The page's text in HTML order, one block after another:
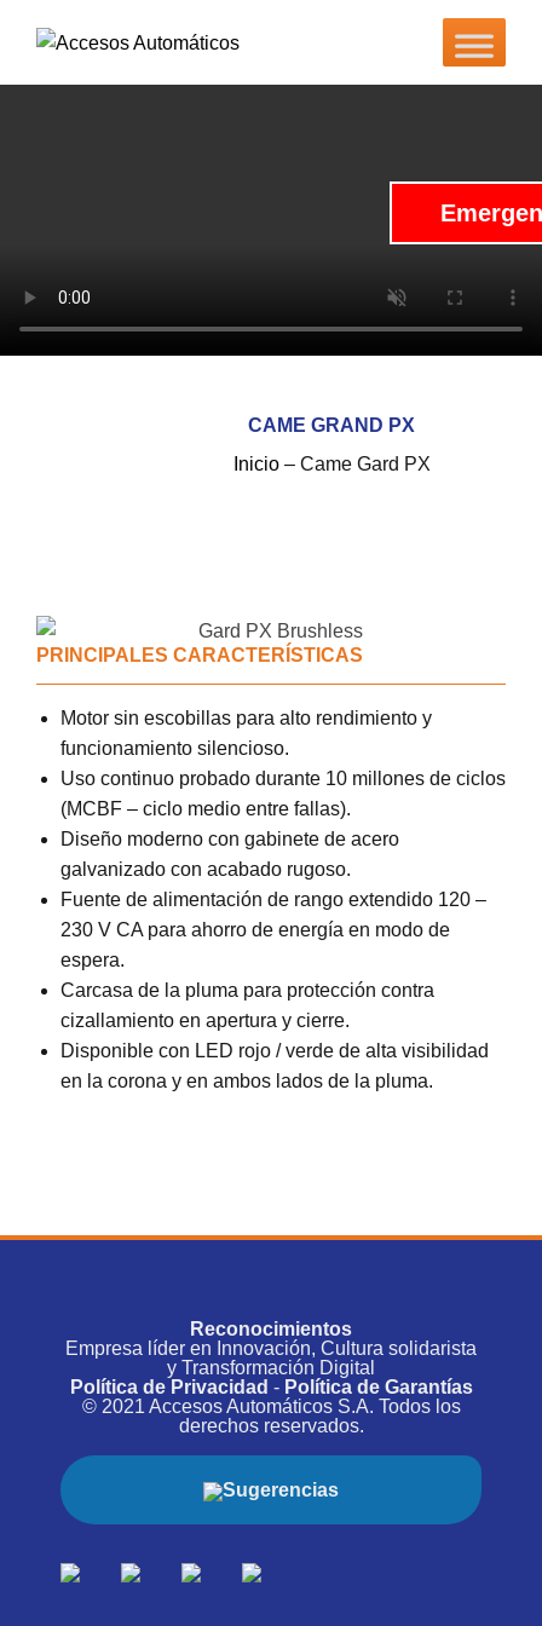
CAME GRAND PX
Inicio– Came Gard PX
PRINCIPALES CARACTERÍSTICAS​
Motor sin escobillas para alto rendimiento y
funcionamiento silencioso.
Uso continuo probado durante 10 millones de ciclos
(MCBF – ciclo medio entre fallas).
Diseño moderno con gabinete de acero
galvanizado con acabado rugoso.
Fuente de alimentación de rango extendido 120 –
230 V CA para ahorro de energía en modo de
espera.
Carcasa de la pluma para protección contra
cizallamiento en apertura y cierre.
Disponible con LED rojo / verde de alta visibilidad
en la corona y en ambos lados de la pluma.
Reconocimientos
Empresa líder en Innovación, Cultura solidarista
y Transformación Digital
Política de Privacidad - Política de Garantías
© 2021 Accesos Automáticos S.A. Todos los
derechos reservados.
Sugerencias